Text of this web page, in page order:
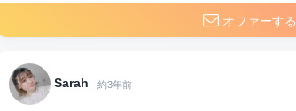
オファーする
Sarah 約3年前